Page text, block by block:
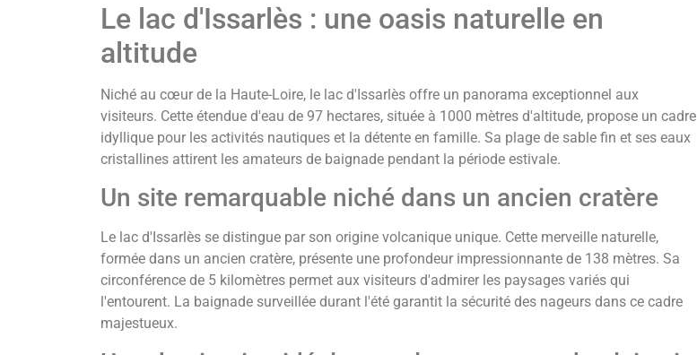
Le lac d'Issarlès : une oasis naturelle en
altitude
Niché au cœur de la Haute-Loire, le lac d'Issarlès offre un panorama exceptionnel aux
visiteurs. Cette étendue d'eau de 97 hectares, située à 1000 mètres d'altitude, propose un cadre
idyllique pour les activités nautiques et la détente en famille. Sa plage de sable fin et ses eaux
cristallines attirent les amateurs de baignade pendant la période estivale.
Un site remarquable niché dans un ancien cratère
Le lac d'Issarlès se distingue par son origine volcanique unique. Cette merveille naturelle,
formée dans un ancien cratère, présente une profondeur impressionnante de 138 mètres. Sa
circonférence de 5 kilomètres permet aux visiteurs d'admirer les paysages variés qui
l'entourent. La baignade surveillée durant l'été garantit la sécurité des nageurs dans ce cadre
majestueux.